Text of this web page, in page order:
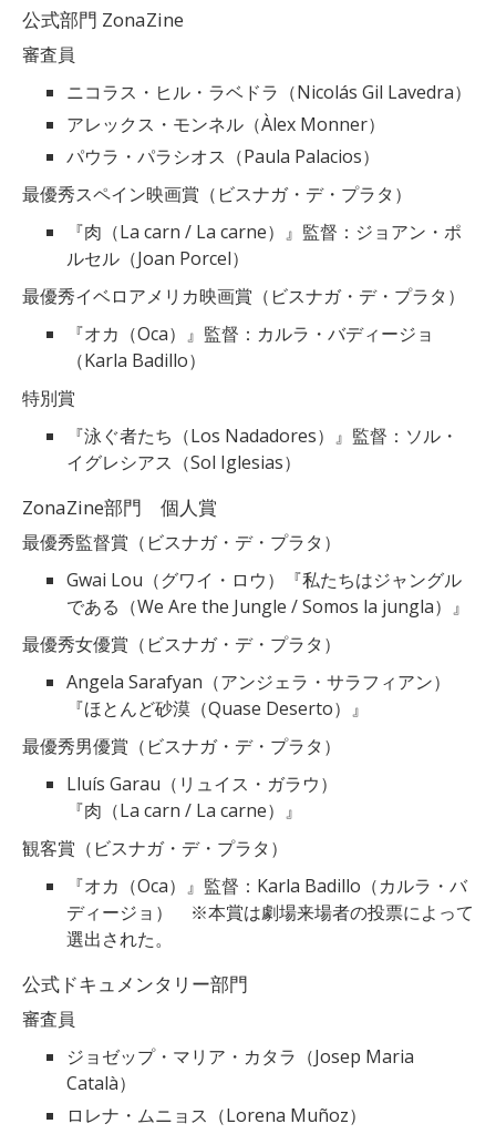
公式部門 ZonaZine
審査員
ニコラス・ヒル・ラベドラ（Nicolás Gil Lavedra）
アレックス・モンネル（Àlex Monner）
パウラ・パラシオス（Paula Palacios）
最優秀スペイン映画賞（ビスナガ・デ・プラタ）
『肉（La carn / La carne）』監督：ジョアン・ポ
ルセル（Joan Porcel）
最優秀イベロアメリカ映画賞（ビスナガ・デ・プラタ）
『オカ（Oca）』監督：カルラ・バディージョ
（Karla Badillo）
特別賞
『泳ぐ者たち（Los Nadadores）』監督：ソル・
イグレシアス（Sol Iglesias）
ZonaZine部門 個人賞
最優秀監督賞（ビスナガ・デ・プラタ）
Gwai Lou（グワイ・ロウ）『私たちはジャングル
である（We Are the Jungle / Somos la jungla）』
最優秀女優賞（ビスナガ・デ・プラタ）
Angela Sarafyan（アンジェラ・サラフィアン）
『ほとんど砂漠（Quase Deserto）』
最優秀男優賞（ビスナガ・デ・プラタ）
Lluís Garau（リュイス・ガラウ）
『肉（La carn / La carne）』
観客賞（ビスナガ・デ・プラタ）
『オカ（Oca）』監督：Karla Badillo（カルラ・バ
ディージョ） ※本賞は劇場来場者の投票によって
選出された。
公式ドキュメンタリー部門
審査員
ジョゼップ・マリア・カタラ（Josep Maria
Català）
ロレナ・ムニョス（Lorena Muñoz）